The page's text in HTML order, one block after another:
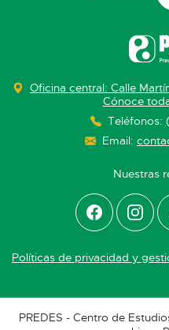
Oficina central: Calle
Cónoce
Teléfonos:
Email:
Nuestras
Políticas de privacidad y
PREDES - Centro de